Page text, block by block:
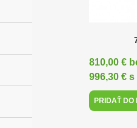
810,00 €
996,30 € s
PRIDAŤ DO